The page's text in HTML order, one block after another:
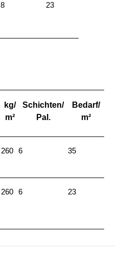
8 23
kg/
m²
Schichten/
Pal.
Bedarf/
m²
260 6 35
260 6 23